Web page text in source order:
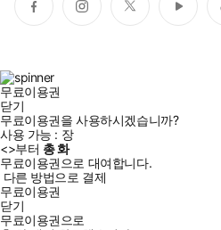
페
이
인
스
트
위
유
튜
무료이용권
닫기
무료이용권을 사용하시겠습니까?
사용 가능 : 장
<>부터 총화
무료이용권으로 대여합니다.
다른 방법으로 결제
무료이용권
닫기
무료이용권으로